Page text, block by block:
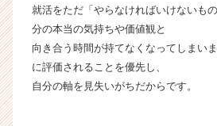
キ
ャ
ア
（C
h
就活をただ「やらなければいけないも
分の本当の気持ちや価値観と
向き合う時間が持てなくなってしまい
に評価されることを優先し、
自分の軸を見失いがちだからです。